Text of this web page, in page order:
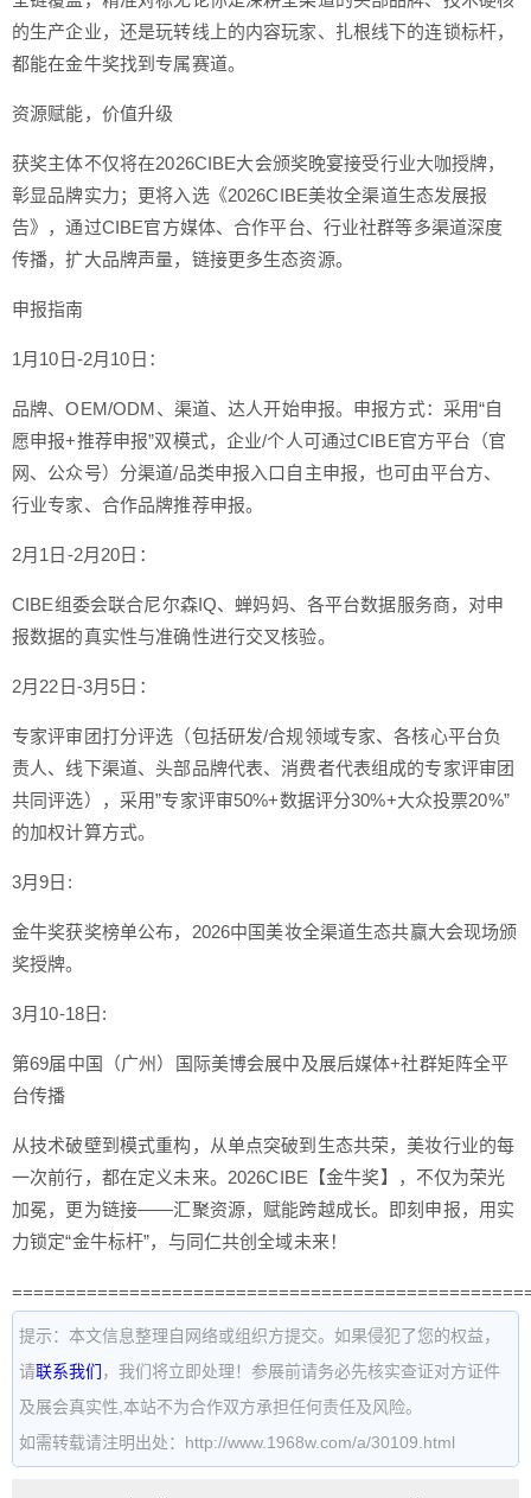
的生产企业，还是玩转线上的内容玩家、扎根线下的连锁标杆，
都能在金牛奖找到专属赛道。
资源赋能，价值升级
获奖主体不仅将在2026CIBE大会颁奖晚宴接受行业大咖授牌，
彰显品牌实力；更将入选《2026CIBE美妆全渠道生态发展报
告》，通过CIBE官方媒体、合作平台、行业社群等多渠道深度
传播，扩大品牌声量，链接更多生态资源。
申报指南
1月10日-2月10日：
品牌、OEM/ODM、渠道、达人开始申报。申报方式：采用“自
愿申报+推荐申报”双模式，企业/个人可通过CIBE官方平台（官
网、公众号）分渠道/品类申报入口自主申报，也可由平台方、
行业专家、合作品牌推荐申报。
2月1日-2月20日：
CIBE组委会联合尼尔森IQ、蝉妈妈、各平台数据服务商，对申
报数据的真实性与准确性进行交叉核验。
2月22日-3月5日：
专家评审团打分评选（包括研发/合规领域专家、各核心平台负
责人、线下渠道、头部品牌代表、消费者代表组成的专家评审团
共同评选），采用”专家评审50%+数据评分30%+大众投票20%”
的加权计算方式。
3月9日:
金牛奖获奖榜单公布，2026中国美妆全渠道生态共赢大会现场颁
奖授牌。
3月10-18日:
第69届中国（广州）国际美博会展中及展后媒体+社群矩阵全平
台传播
从技术破壁到模式重构，从单点突破到生态共荣，美妆行业的每
一次前行，都在定义未来。2026CIBE【金牛奖】，不仅为荣光
加冕，更为链接——汇聚资源，赋能跨越成长。即刻申报，用实
力锁定“金牛标杆”，与同仁共创全域未来！
提示：本文信息整理自网络或组织方提交。如果侵犯了您的权益，
请联系我们 ，我们将立即处理！参展前请务必先核实查证对方证件
及展会真实性,本站不为合作双方承担任何责任及风险。
如需转载请注明出处：http://www.1968w.com/a/30109.html